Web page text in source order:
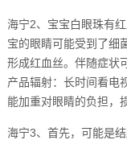
海宁2、宝宝白眼珠有
宝的眼睛可能受到了细
形成红血丝。伴随症状
产品辐射：长时间看电
能加重对眼睛的负担，
海宁3、首先，可能是